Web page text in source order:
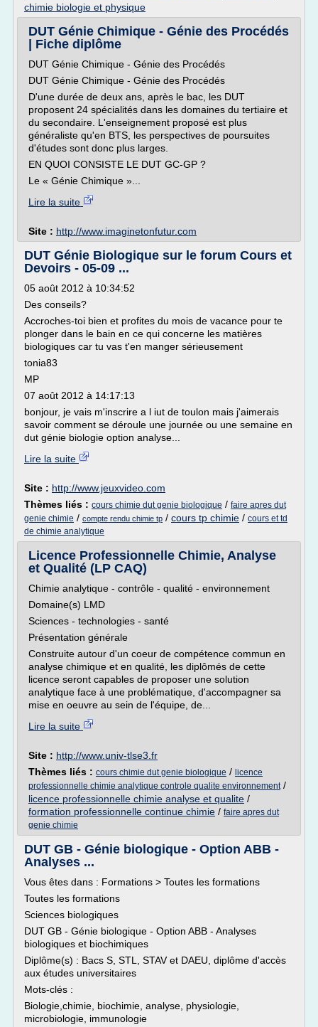
chimie biologie et physique
DUT Génie Chimique - Génie des Procédés
| Fiche diplôme
DUT Génie Chimique - Génie des Procédés
DUT Génie Chimique - Génie des Procédés
D'une durée de deux ans, après le bac, les DUT
proposent 24 spécialités dans les domaines du tertiaire et
du secondaire. L'enseignement proposé est plus
généraliste qu'en BTS, les perspectives de poursuites
d'études sont donc plus larges.
EN QUOI CONSISTE LE DUT GC-GP ?
Le « Génie Chimique »...
Lire la suite
Site : http://www.imaginetonfutur.com
DUT Génie Biologique sur le forum Cours et
Devoirs - 05-09 ...
05 août 2012 à 10:34:52
Des conseils?
Accroches-toi bien et profites du mois de vacance pour te
plonger dans le bain en ce qui concerne les matières
biologiques car tu vas t'en manger sérieusement
tonia83
MP
07 août 2012 à 14:17:13
bonjour, je vais m'inscrire a l iut de toulon mais j'aimerais
savoir comment se déroule une journée ou une semaine en
dut génie biologie option analyse...
Lire la suite
Site : http://www.jeuxvideo.com
Thèmes liés : cours chimie dut genie biologique / faire apres dut
genie chimie / compte rendu chimie tp / cours tp chimie / cours et td
de chimie analytique
Licence Professionnelle Chimie, Analyse
et Qualité (LP CAQ)
Chimie analytique - contrôle - qualité - environnement
Domaine(s) LMD
Sciences - technologies - santé
Présentation générale
Construite autour d'un coeur de compétence commun en
analyse chimique et en qualité, les diplômés de cette
licence seront capables de proposer une solution
analytique face à une problématique, d'accompagner sa
mise en oeuvre au sein de l'équipe, de...
Lire la suite
Site : http://www.univ-tlse3.fr
Thèmes liés : cours chimie dut genie biologique / licence
professionnelle chimie analytique controle qualite environnement/
licence professionnelle chimie analyse et qualite /
formation professionnelle continue chimie / faire apres dut
genie chimie
DUT GB - Génie biologique - Option ABB -
Analyses ...
Vous êtes dans : Formations > Toutes les formations
Toutes les formations
Sciences biologiques
DUT GB - Génie biologique - Option ABB - Analyses
biologiques et biochimiques
Diplôme(s) : Bacs S, STL, STAV et DAEU, diplôme d'accès
aux études universitaires
Mots-clés :
Biologie,chimie, biochimie, analyse, physiologie,
microbiologie, immunologie